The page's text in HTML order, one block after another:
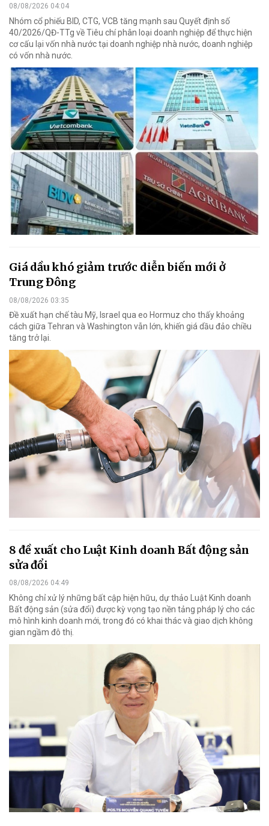
08/08/2026 04:04
Nhóm cổ phiếu BID, CTG, VCB tăng mạnh sau Quyết định số
40/2026/QĐ-TTg về Tiêu chí phân loại doanh nghiệp để thực hiện
cơ cấu lại vốn nhà nước tại doanh nghiệp nhà nước, doanh nghiệp
có vốn nhà nước.
Giá dầu khó giảm trước diễn biến mới ở
Trung Đông
08/08/2026 03:35
Đề xuất hạn chế tàu Mỹ, Israel qua eo Hormuz cho thấy khoảng
cách giữa Tehran và Washington vẫn lớn, khiến giá dầu đảo chiều
tăng trở lại.
8 đề xuất cho Luật Kinh doanh Bất động sản
sửa đổi
08/08/2026 04:49
Không chỉ xử lý những bất cập hiện hữu, dự thảo Luật Kinh doanh
Bất động sản (sửa đổi) được kỳ vọng tạo nền tảng pháp lý cho các
mô hình kinh doanh mới, trong đó có khai thác và giao dịch không
gian ngầm đô thị.